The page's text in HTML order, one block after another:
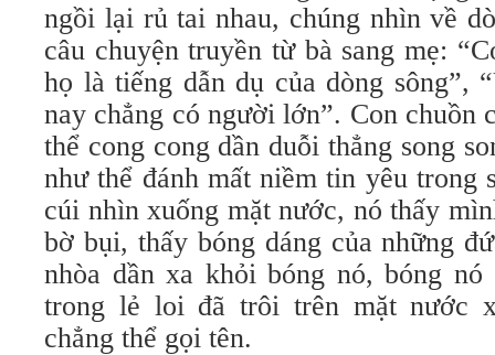
ngồi lại rủ tai nhau, chúng nhìn về
câu chuyện truyền từ bà sang mẹ:
họ là tiếng dẫn dụ của dòng sông”,
nay chẳng có người lớn”. Con chuồn
thể cong cong dần duỗi thẳng song
như thể đánh mất niềm tin yêu trong
cúi nhìn xuống mặt nước, nó thấy
bờ bụi, thấy bóng dáng của những
nhòa dần xa khỏi bóng nó, bóng
trong lẻ loi đã trôi trên mặt nước
chẳng thể gọi tên.